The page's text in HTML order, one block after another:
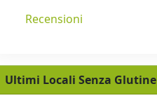
Recensioni
Ultimi Locali Senza Glutine